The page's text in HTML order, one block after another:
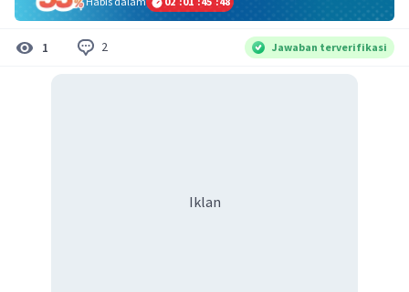
1 2 Jawaban terverifikasi
Iklan